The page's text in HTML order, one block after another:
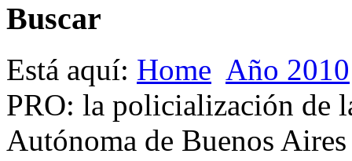
Buscar
Está aquí: Home Año 2010
PRO: la policialización de
Autónoma de Buenos Aires